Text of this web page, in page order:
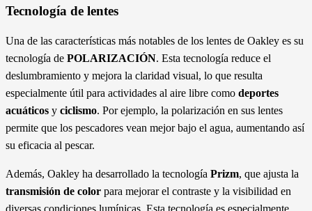
Tecnología de lentes
Una de las características más notables de los lentes de Oakley es su
tecnología de POLARIZACIÓN. Esta tecnología reduce el
deslumbramiento y mejora la claridad visual, lo que resulta
especialmente útil para actividades al aire libre como deportes
acuáticos y ciclismo. Por ejemplo, la polarización en sus lentes
permite que los pescadores vean mejor bajo el agua, aumentando así
su eficacia al pescar.
Además, Oakley ha desarrollado la tecnología Prizm, que ajusta la
transmisión de color para mejorar el contraste y la visibilidad en